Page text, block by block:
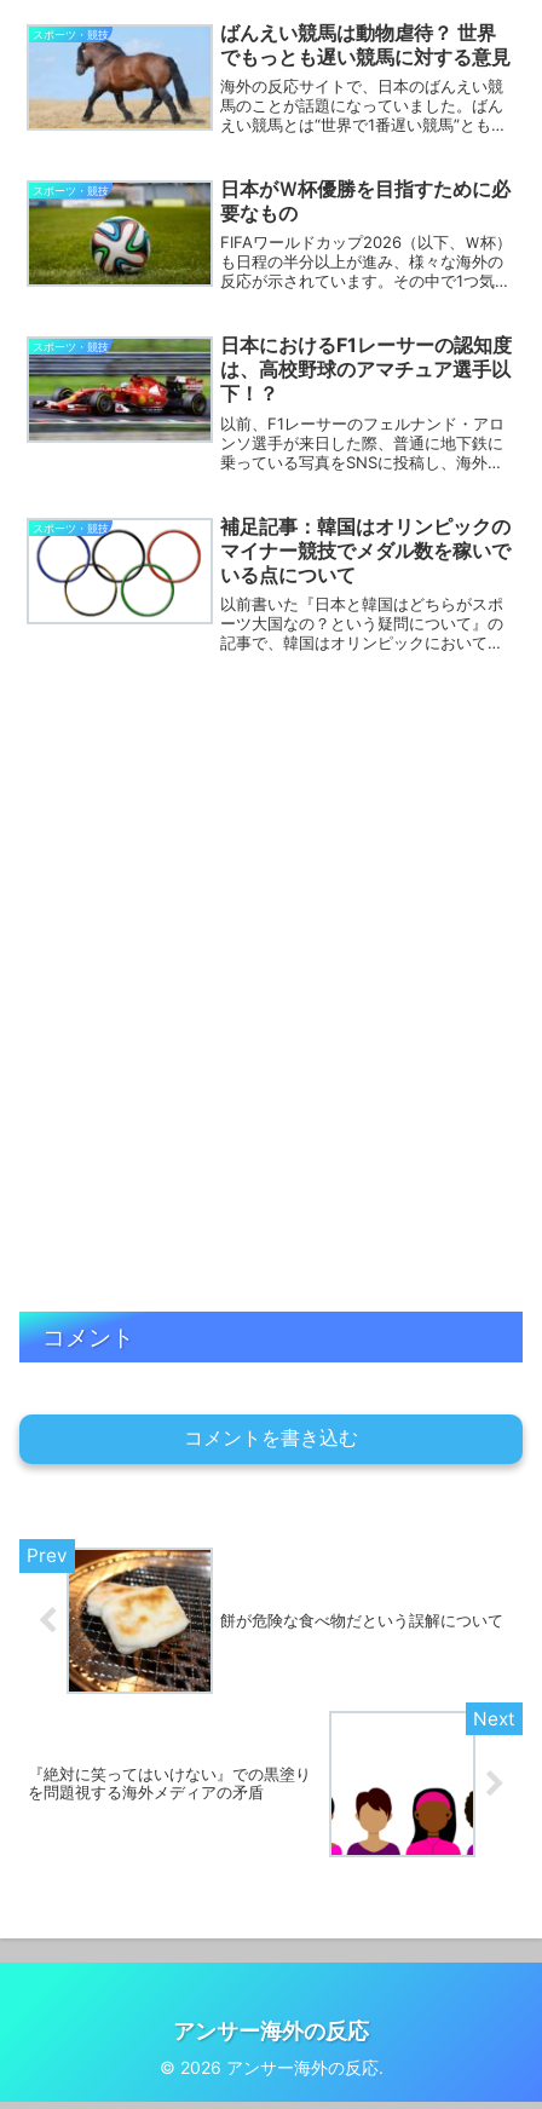
ットボールなどは、今ま...
スポーツ・競技
ばんえい競馬は動物虐待？ 世界
でもっとも遅い競馬に対する意見
海外の反応サイトで、日本のばんえい競
馬のことが話題になっていました。ばん
えい競馬とは“世界で1番遅い競馬”とも言
を競う通常の競馬は、サラブレッド※とい
う品種の馬が騎手を...
スポーツ・競技
日本がＷ杯優勝を目指すために必
要なもの
FIFAワールドカップ2026（以下、Ｗ杯）
も日程の半分以上が進み、様々な海外の
反応が示されています。その中で1つ気に
本とオーストラリアの2チームしかグルー
プステー...
スポーツ・競技
日本におけるF1レーサーの認知度
は、高校野球のアマチュア選手以
下！？
以前、F1レーサーのフェルナンド・アロ
ンソ選手が来日した際、普通に地下鉄に
乗っている写真をSNSに投稿し、海外の
F1レーサーが一般人に混ざって地下鉄に
乗っているのに、騒...
スポーツ・競技
補足記事：韓国はオリンピックの
マイナー競技でメダル数を稼いで
いる点について
以前書いた『日本と韓国はどちらがスポ
ーツ大国なの？という疑問について』の
記事で、韓国はオリンピックにおいてマ
コメント
コメントを書き込む
餅が危険な食べ物だという誤解について
『絶対に笑ってはいけない』での黒塗り
を問題視する海外メディアの矛盾
アンサー海外の反応
© 2026 アンサー海外の反応.